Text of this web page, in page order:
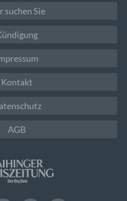
suchen Sie
Kontakt
AGB